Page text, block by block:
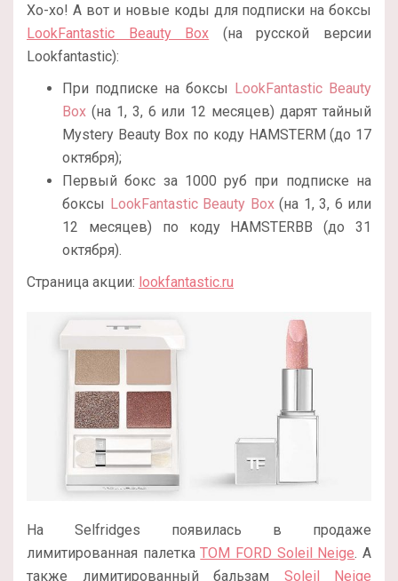
Хо-хо! А вот и новые коды для подписки на боксы
LookFantastic Beauty Box (на русской версии
Lookfantastic):
При подписке на боксы LookFantastic Beauty
Box (на 1, 3, 6 или 12 месяцев) дарят тайный
Mystery Beauty Box по коду HAMSTERM (до 17
октября);
Первый бокс за 1000 руб при подписке на
боксы LookFantastic Beauty Box(на 1, 3, 6 или
12 месяцев) по коду HAMSTERBB (до 31
октября).
Страница акции: lookfantastic.ru
На Selfridges появилась в продаже
лимитированная палеткаTOM FORD Soleil Neige. А
также лимитированный бальзам Soleil Neige